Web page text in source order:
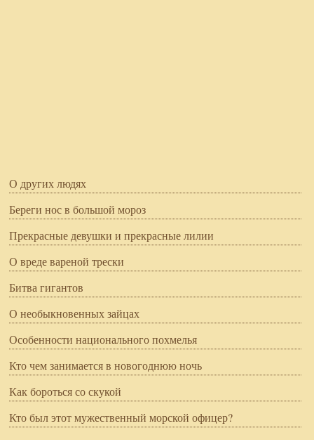
О других людях
Береги нос в большой мороз
Прекрасные девушки и прекрасные лилии
О вреде вареной трески
Битва гигантов
О необыкновенных зайцах
Особенности национального похмелья
Кто чем занимается в новогоднюю ночь
Как бороться со скукой
Кто был этот мужественный морской офицер?